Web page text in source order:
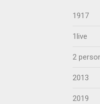
1917
1live
2
2013
2019